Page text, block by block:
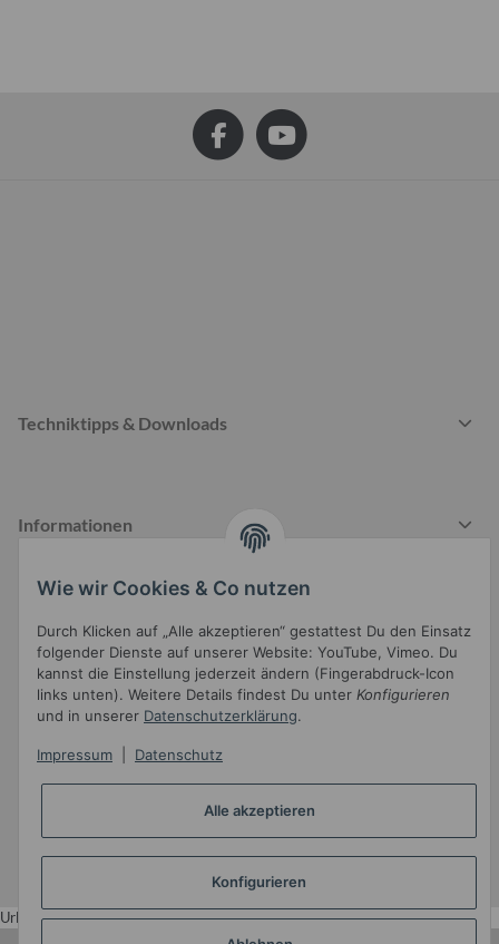
Techniktipps & Downloads
Informationen
Gesetzliche Informationen
• JTL5-Template mit
Wie wir Cookies & Co nutzen
Durch Klicken auf „Alle akzeptieren“ gestattest Du den Einsatz
folgender Dienste auf unserer Website: YouTube, Vimeo. Du
kannst die Einstellung jederzeit ändern (Fingerabdruck-Icon
links unten). Weitere Details findest Du unter Konfigurieren
und in unserer Datenschutzerklärung.
Impressum Datenschutz
Alle akzeptieren
Konfigurieren
Urlaub